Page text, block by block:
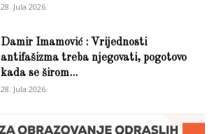
28. Jula 2026.
Damir Imamović : Vrijednosti
antifašizma treba njegovati, pogotovo
kada se širom...
28. Jula 2026.